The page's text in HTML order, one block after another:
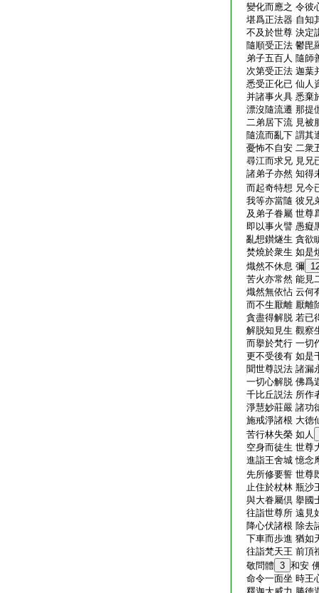
變化而應之 令彼
堪爲正法器 自知
不及於世尊 決定
隨順受正法 鬱毘
弟子五百人 隨師
次第受正法 迦葉
悉受正化已 仙人
并諸事火具 悉棄
漂沒隨流遷 那提
二弟居下流 見被
隨流而亂下 謂其
憂怖不自安 二衆
尋江而求兄 見兄
諸弟子亦然 知得
而起奇特想 兄今
我等亦當隨 彼兄
及弟子眷屬 世尊
即以事火譬 愚癡
亂想鑚燧生 貪欲
焚燒於衆生 如是
熾然不休息 彌
苦火亦常然 能見
熾然無依怗 云何
而不生厭離 厭離
貪盡得解脱 若已
解脱知見生 觀察
而擧於梵行 一切
更不受後有 如是
聞世尊説法 諸漏
一切心解脱 佛爲
千比丘説法 所作
淨慧妙莊嚴 諸功
施戒淨諸根 大徳
苦行林失榮 如人
空身而徒生 世尊
進詣王舍城 憶念
先所修要誓 世尊
止住於杖林 瓶沙
與大眷屬倶 擧國
往詣世尊所 遠見
降心伏諸根 除去
下車而歩進 猶如
往詣梵天王 前頂
敬問體 3 和安
命令一面坐 時王